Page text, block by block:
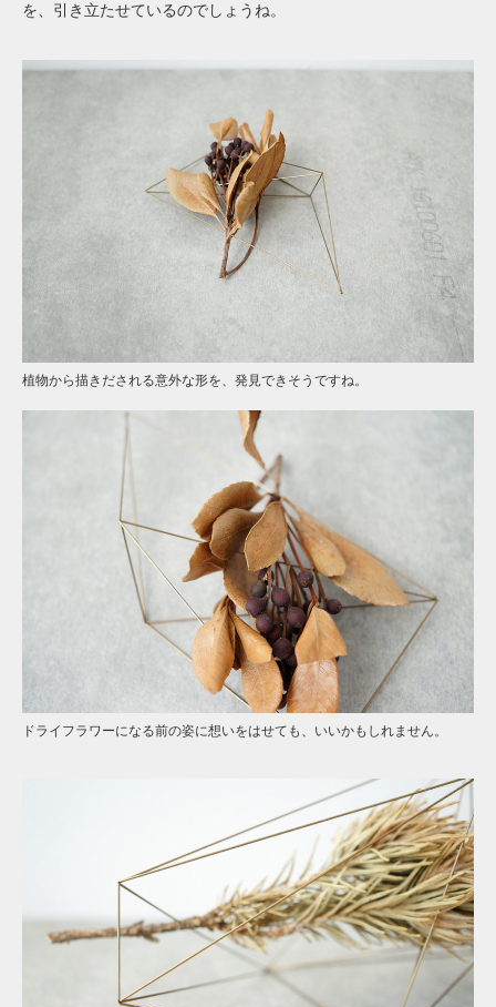
を、引き立たせているのでしょうね。
植物から描きだされる意外な形を、発見できそうですね。
ドライフラワーになる前の姿に想いをはせても、いいかもしれません。